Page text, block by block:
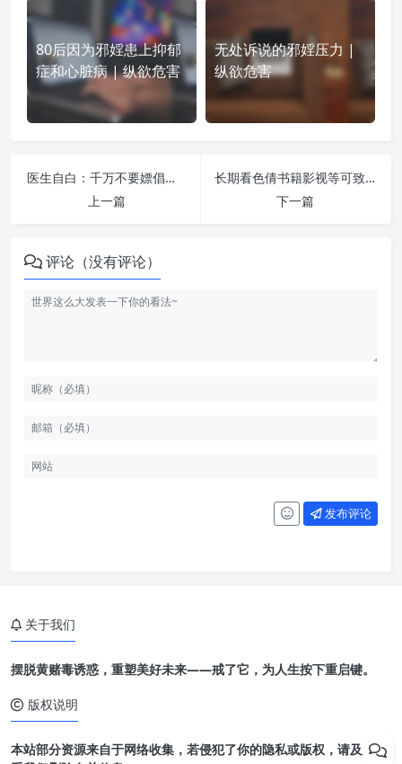
80后因为邪婬患上抑郁
症和心脏病 | 纵欲危害
无处诉说的邪婬压力 |
纵欲危害
医生自白：千万不要嫖倡，得了性病太痛苦了 | 纵欲危害
上一篇
长期看色倩书籍影视等可致阳痿、早泄 | 纵欲危害
下一篇
评论（没有评论）
发布评论
关于我们
摆脱黄赌毒诱惑，重塑美好未来——戒了它，为人生按下重启键。
版权说明
本站部分资源来自于网络收集，若侵犯了你的隐私或版权，请及时联